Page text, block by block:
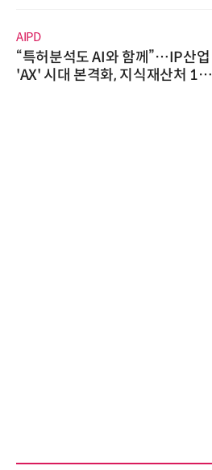
AIPD
“특허분석도 AI와 함께”…IP산업
'AX' 시대 본격화, 지식재산처 1호